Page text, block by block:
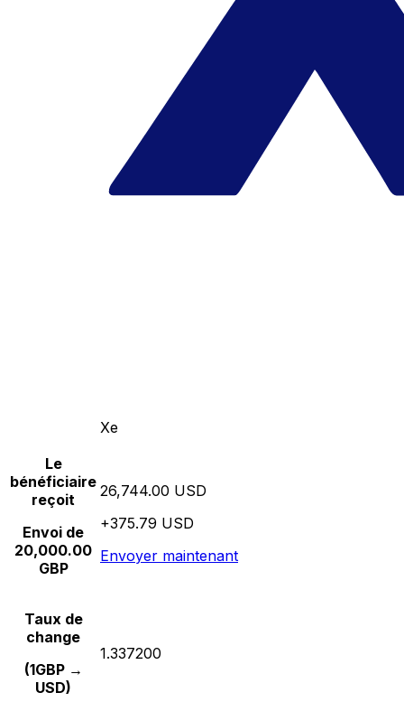
Xe
Le
bénéficiaire
reçoit
Envoi de
20,000.00
GBP
26,744.00 USD
+375.79 USD
Envoyer maintenant
Taux de
change
(1GBP →
USD)
1.337200